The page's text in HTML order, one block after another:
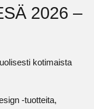
2026 –
kotimaista
-tuotteita,